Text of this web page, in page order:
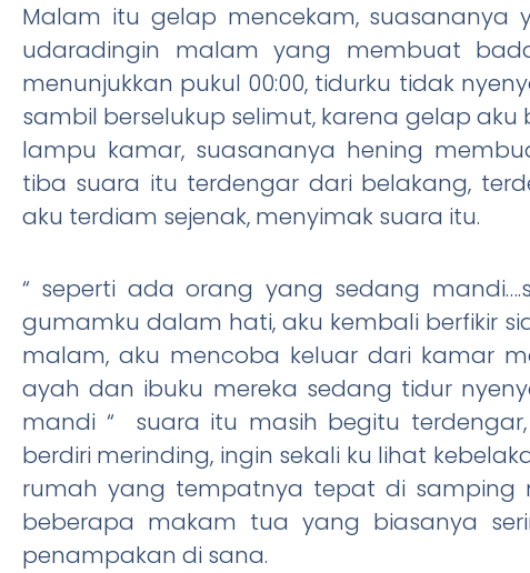
Malam itu gelap mencekam,
udaradingin malam yang membuat
menunjukkan pukul 00:00, tidurku tidak
sambil berselukup selimut, karena gelap
lampu kamar, suasananya hening
tiba suara itu terdengar dari belakang,
aku terdiam sejenak, menyimak suara itu.
“ seperti ada orang yang sedang
gumamku dalam hati, aku kembali berfikir
malam, aku mencoba keluar dari kamar
ayah dan ibuku mereka sedang tidur
mandi “ suara itu masih begitu
berdiri merinding, ingin sekali ku lihat
rumah yang tempatnya tepat di samping
beberapa makam tua yang biasanya
penampakan di sana.